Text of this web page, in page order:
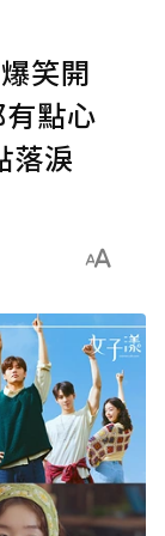
笑開
點心
落淚